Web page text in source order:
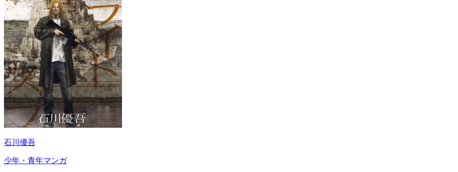
石川優吾
少年・青年マンガ